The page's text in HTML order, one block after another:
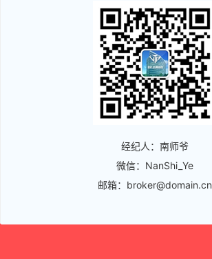
经纪人：南师爷
微信：NanShi_Ye
邮箱：broker@domain.cn